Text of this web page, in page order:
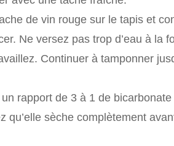
de vin rouge sur le tapis et
Ne versez pas trop d’eau à la
Continuer à tamponner
rapport de 3 à 1 de bicarbonate
qu’elle sèche complètement